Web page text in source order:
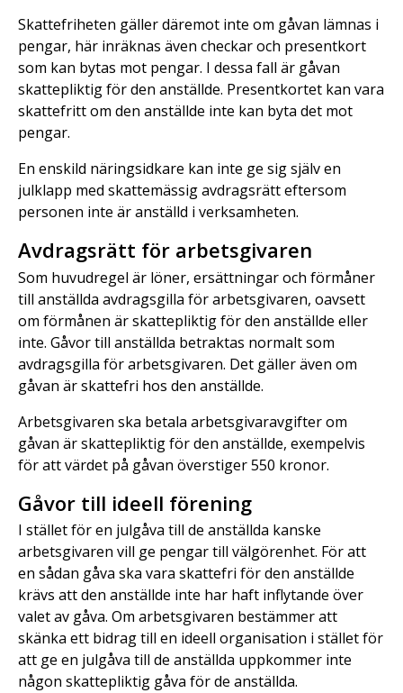
Skattefriheten gäller däremot inte om gåvan lämnas i
pengar, här inräknas även checkar och presentkort
som kan bytas mot pengar. I dessa fall är gåvan
skattepliktig för den anställde. Presentkortet kan vara
skattefritt om den anställde inte kan byta det mot
pengar.
En enskild näringsidkare kan inte ge sig själv en
julklapp med skattemässig avdragsrätt eftersom
personen inte är anställd i verksamheten.
Avdragsrätt för arbetsgivaren
Som huvudregel är löner, ersättningar och förmåner
till anställda avdragsgilla för arbetsgivaren, oavsett
om förmånen är skattepliktig för den anställde eller
inte. Gåvor till anställda betraktas normalt som
avdragsgilla för arbetsgivaren. Det gäller även om
gåvan är skattefri hos den anställde.
Arbetsgivaren ska betala arbetsgivaravgifter om
gåvan är skattepliktig för den anställde, exempelvis
för att värdet på gåvan överstiger 550 kronor.
Gåvor till ideell förening
I stället för en julgåva till de anställda kanske
arbetsgivaren vill ge pengar till välgörenhet. För att
en sådan gåva ska vara skattefri för den anställde
krävs att den anställde inte har haft inflytande över
valet av gåva. Om arbetsgivaren bestämmer att
skänka ett bidrag till en ideell organisation i stället för
att ge en julgåva till de anställda uppkommer inte
någon skattepliktig gåva för de anställda.